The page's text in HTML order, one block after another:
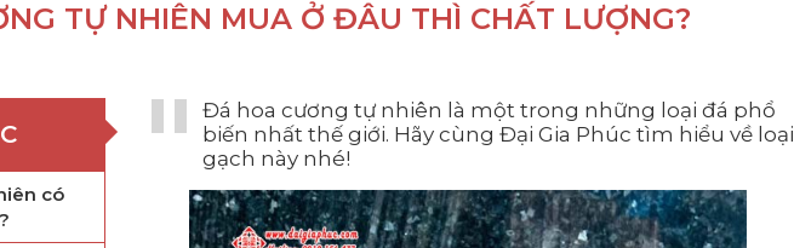
TỰ NHIÊN MUA Ở ĐÂU THÌ CHẤT LƯỢNG?
có
Đá hoa cương tự nhiên là một trong những loại đá phổ
biến nhất thế giới. Hãy cùng Đại Gia Phúc tìm hiểu về loại
gạch này nhé!